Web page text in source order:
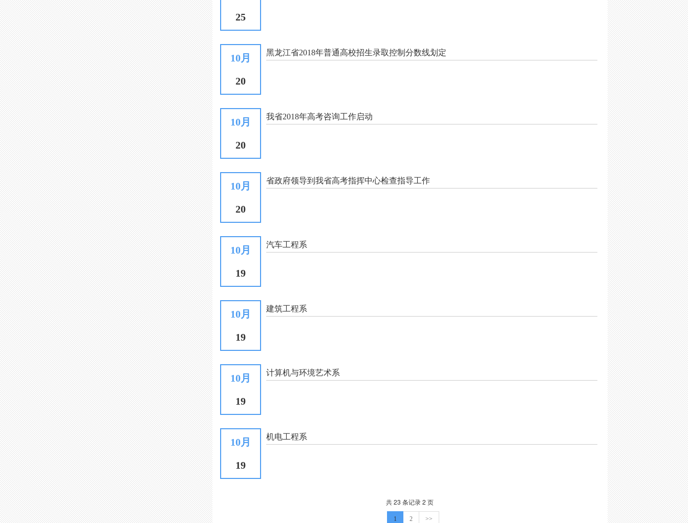
25
10月
20
黑龙江省2018年普通高校招生录取控制分数线划定
10月
20
我省2018年高考咨询工作启动
10月
20
省政府领导到我省高考指挥中心检查指导工作
10月
19
汽车工程系
10月
19
建筑工程系
10月
19
计算机与环境艺术系
10月
19
机电工程系
共 23 条记录 2 页
1 2 >>